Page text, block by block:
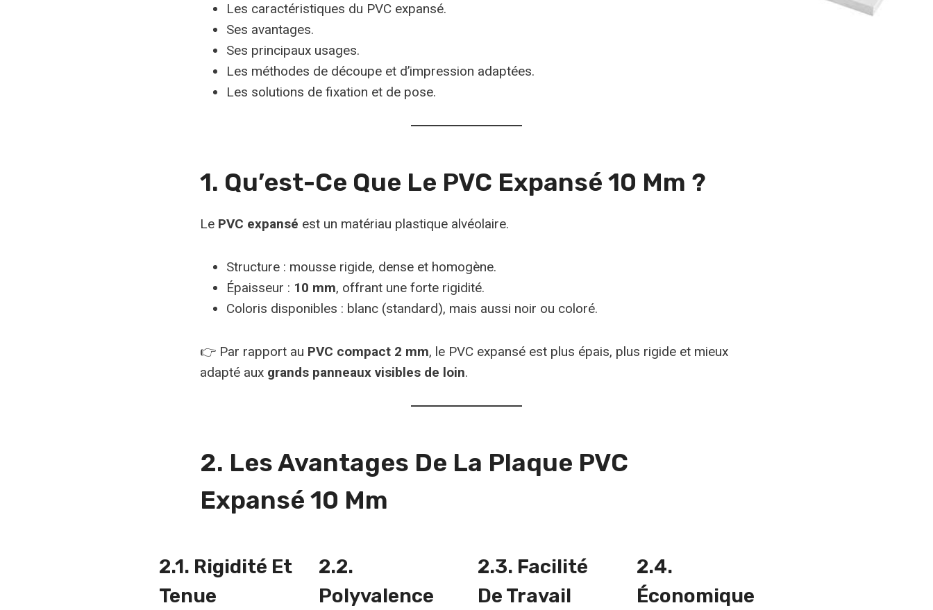
Les caractéristiques du PVC expansé.
Ses avantages.
Ses principaux usages.
Les méthodes de découpe et d’impression adaptées.
Les solutions de fixation et de pose.
1. Qu’est-Ce Que Le PVC Expansé 10 Mm ?
Le PVC expansé est un matériau plastique alvéolaire.
Structure : mousse rigide, dense et homogène.
Épaisseur : 10 mm, offrant une forte rigidité.
Coloris disponibles : blanc (standard), mais aussi noir ou coloré.
👉 Par rapport au PVC compact 2 mm, le PVC expansé est plus épais, plus rigide et mieux
adapté aux grands panneaux visibles de loin.
2. Les Avantages De La Plaque PVC
Expansé 10 Mm
2.1. Rigidité Et
Tenue
2.2.
Polyvalence
2.3. Facilité
De Travail
2.4.
Économique